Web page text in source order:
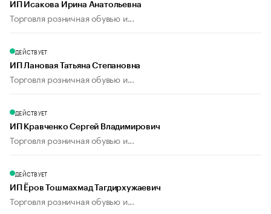
ИП Исакова Ирина Анатольевна
Торговля розничная обувью и...
ДЕЙСТВУЕТ
ИП Лановая Татьяна Степановна
Торговля розничная обувью и...
ДЕЙСТВУЕТ
ИП Кравченко Сергей Владимирович
Торговля розничная обувью и...
ДЕЙСТВУЕТ
ИП Ёров Тошмахмад Тагдирхужаевич
Торговля розничная обувью и...